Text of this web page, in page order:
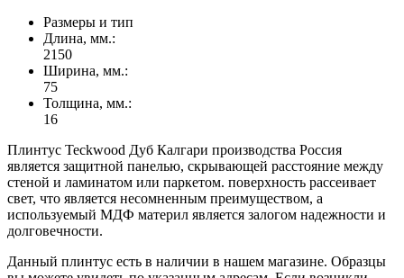
Размеры и тип
Длина, мм.:
2150
Ширина, мм.:
75
Толщина, мм.:
16
Плинтус Teckwood Дуб Калгари производства Россия
является защитной панелью, скрывающей расстояние между
стеной и ламинатом или паркетом. поверхность рассеивает
свет, что является несомненным преимуществом, а
используемый МДФ материл является залогом надежности и
долговечности.
Данный плинтус есть в наличии в нашем магазине. Образцы